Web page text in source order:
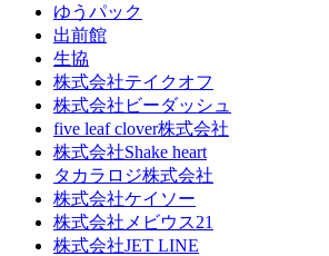
ゆうパック
出前館
生協
株式会社テイクオフ
株式会社ビーダッシュ
five leaf clover株式会社
株式会社Shake heart
タカラロジ株式会社
株式会社ケイソー
株式会社メビウス21
株式会社JET LINE